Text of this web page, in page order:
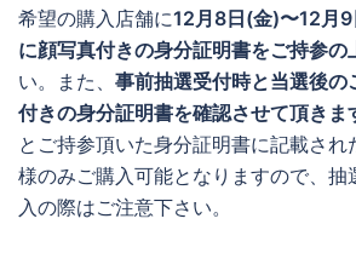
希望の購入店舗に12月8日(金)〜12月
に顔写真付きの身分証明書をご持参の
い。また、 事前抽選受付時と当選後の
付きの身分証明書を確認させて頂きま
とご持参頂いた身分証明書に記載され
様のみご購入可能となりますので、抽
入の際はご注意下さい。